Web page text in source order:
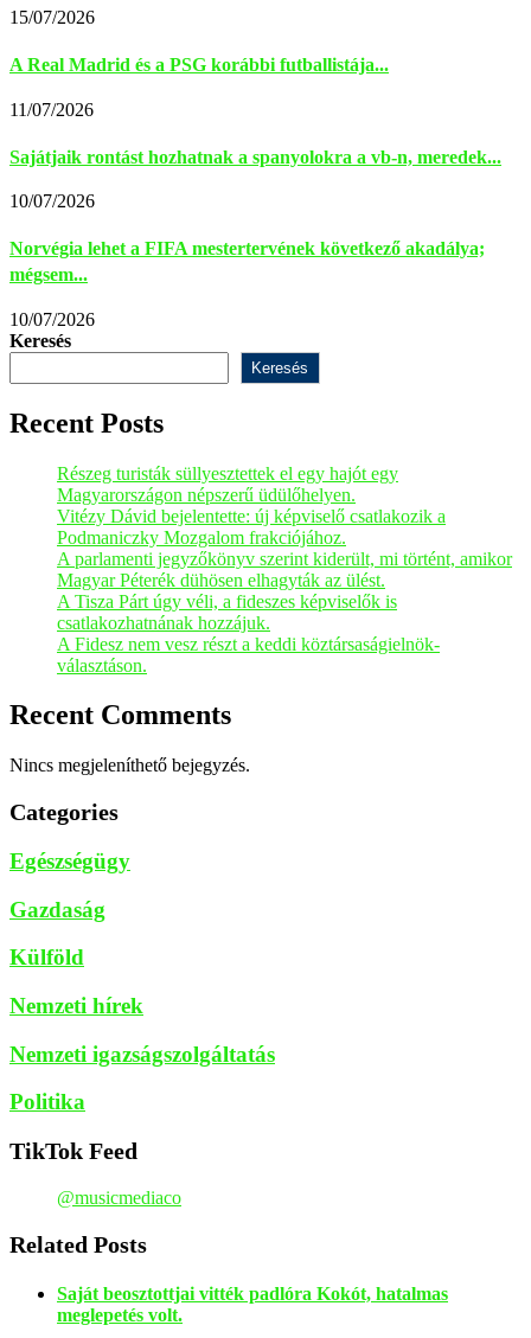
15/07/2026
A Real Madrid és a PSG korábbi futballistája...
11/07/2026
Sajátjaik rontást hozhatnak a spanyolokra a vb-n, meredek...
10/07/2026
Norvégia lehet a FIFA mestertervének következő akadálya;
mégsem...
10/07/2026
Keresés
Keresés
Recent Posts
Részeg turisták süllyesztettek el egy hajót egy
Magyarországon népszerű üdülőhelyen.
Vitézy Dávid bejelentette: új képviselő csatlakozik a
Podmaniczky Mozgalom frakciójához.
A parlamenti jegyzőkönyv szerint kiderült, mi történt, amikor
Magyar Péterék dühösen elhagyták az ülést.
A Tisza Párt úgy véli, a fideszes képviselők is
csatlakozhatnának hozzájuk.
A Fidesz nem vesz részt a keddi köztársaságielnök-
választáson.
Recent Comments
Nincs megjeleníthető bejegyzés.
Categories
Egészségügy
Gazdaság
Külföld
Nemzeti hírek
Nemzeti igazságszolgáltatás
Politika
TikTok Feed
@musicmediaco
Related Posts
Saját beosztottjai vitték padlóra Kokót, hatalmas
meglepetés volt.